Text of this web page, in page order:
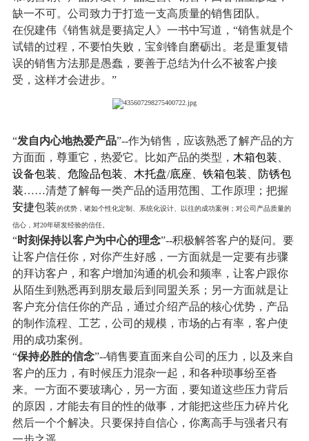
缺一不可。公司致力于打造一支高质量的销售团队。
在倪建伟《销售就是要搞定人》一书中写道， “销售就是个
试错的过程，不要怕失败，宝剑锋自磨砺出。老是重复错
误的销售方法那是愚蠢，要善于总结为什么不被客户接
受，这样才会进步。”
“发自内心地热爱产品”--作为销售，应该熟悉了解产品的方
方面面，尊重它，热爱它。比如产品的类型， 木箱包装
设备包装
危险品包装 木托盘/底座 铁箱包装
防锈包
装……清楚了解每一类产品的适用范围、工作原理；把握
安捷包装的优势，诸如个性化定制、系统化设计、以往的成功案例；对公司产品质量的
信心，对20年研发经验的信任。
“时刻保持以客户为中心的理念”--积极解答客户的疑问。 要
让客户信任你，对你产生好感，一方面就是一定要有步骤
的拜访客户，和客户增加沟通的机会和频率，让客户跟你
从陌生到熟悉再到朋友最后到同盟关系；另一方面就是让
客户充分信任你的产品，通过介绍产品的核心优势，产品
的制作流程、工艺，公司的规模，市场的占有率，客户使
用的成功案例。
“保持必胜的信念”--销售要直面来自公司的压力，以及来自
客户的压力，有时候压力混杂一起，和各种琐事纷至沓
来。一方面不要玻璃心，另一方面，要知道这些压力背后
的原因，才能去有目的性的做事，才能把这些压力碎片化
然后一个个解决。只要保持自信心，你离高手与强者只有